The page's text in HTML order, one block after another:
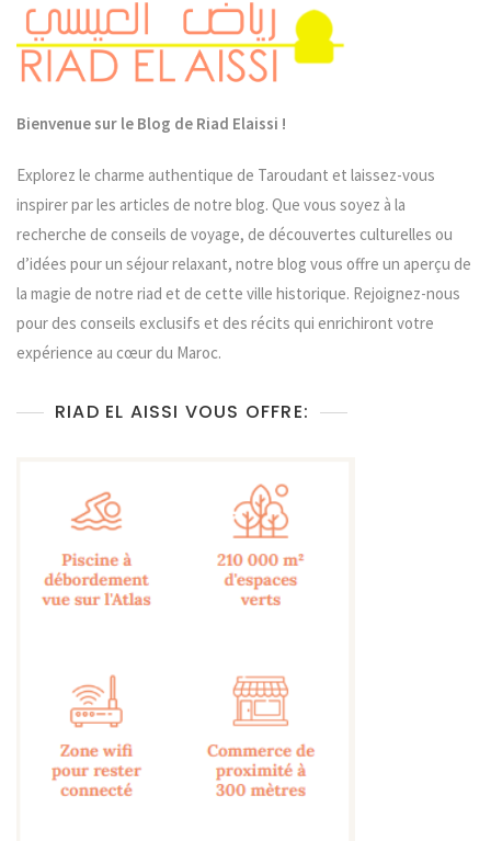
Bienvenue sur le Blog de Riad Elaissi !
Explorez le charme authentique de Taroudant et laissez-vous
inspirer par les articles de notre blog. Que vous soyez à la
recherche de conseils de voyage, de découvertes culturelles ou
d’idées pour un séjour relaxant, notre blog vous offre un aperçu de
la magie de notre riad et de cette ville historique. Rejoignez-nous
pour des conseils exclusifs et des récits qui enrichiront votre
expérience au cœur du Maroc.
RIAD EL AISSI VOUS OFFRE: